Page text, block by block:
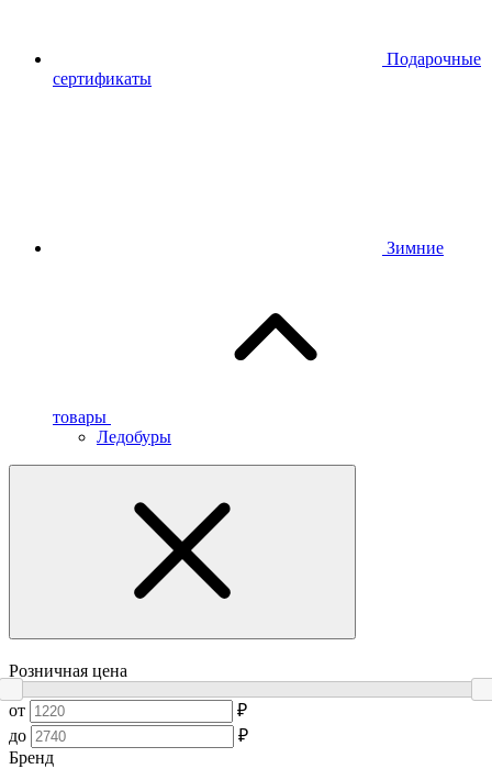
Подарочные
сертификаты
Зимние
товары
Ледобуры
Розничная цена
от
₽
до
₽
Бренд